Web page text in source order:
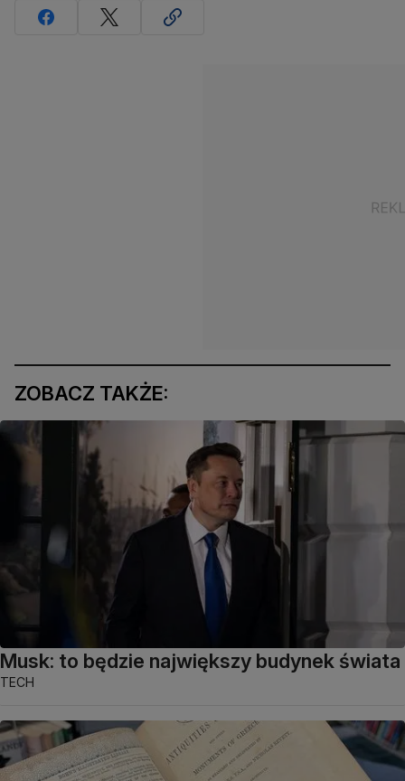
ZOBACZ TAKŻE:
Musk: to będzie największy budynek świata
TECH